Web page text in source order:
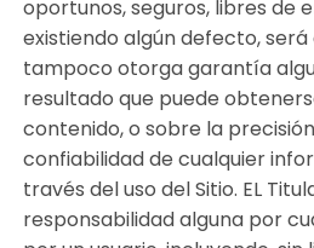
oportunos, seguros, libres de
existiendo algún defecto,
tampoco otorga garantía
resultado que puede
contenido, o sobre la
confiabilidad de cualquier
través del uso del Sitio. EL
responsabilidad alguna por